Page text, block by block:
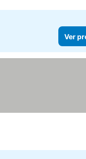
Ver